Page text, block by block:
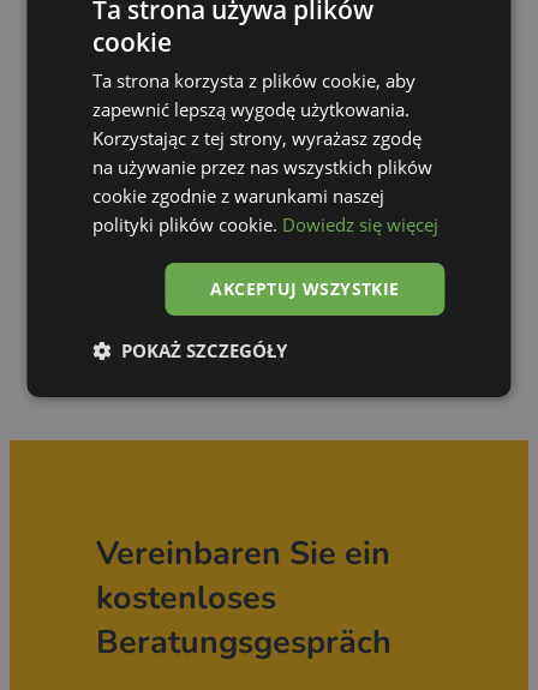
Vereinbaren Sie ein
kostenloses
Beratungsgespräch
Ta strona używa plików
cookie
Ta strona korzysta z plików cookie, aby
zapewnić lepszą wygodę użytkowania.
Korzystając z tej strony, wyrażasz zgodę
na używanie przez nas wszystkich plików
cookie zgodnie z warunkami naszej
polityki plików cookie. Dowiedz się więcej
AKCEPTUJ WSZYSTKIE
POKAŻ SZCZEGÓŁY